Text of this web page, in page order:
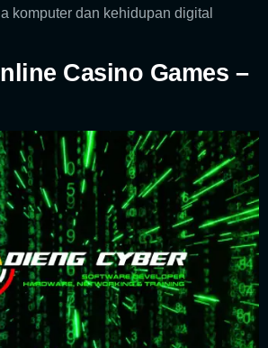
komputer dan kehidupan digital
Casino Games –